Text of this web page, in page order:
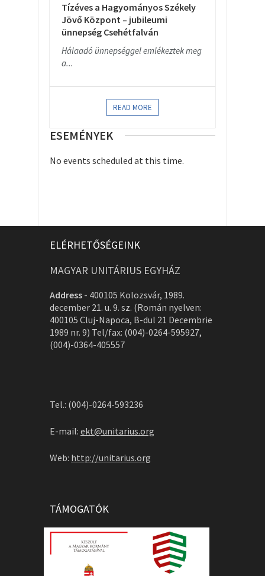
Tízéves a Hagyományos Székely
Jövő Központ – jubileumi
ünnepség Csehétfalván
Hálaadó ünnepséggel emlékeztek meg
a...
READ MORE
ESEMÉNYEK
No events scheduled at this time.
ELÉRHETŐSÉGEINK
MAGYAR UNITÁRIUS EGYHÁZ
Address - 400105 Kolozsvár, 1989.
december 21. u. 9. sz. (Román nyelven:
400105 Cluj-Napoca, B-dul 21 Decembrie
1989 nr. 9) Tel/fax: (004)-0264-595927,
(004)-0364-405557
Tel.: (004)-0264-593236
E-mail: ekt@unitarius.org
Web: http://unitarius.org
TÁMOGATÓK